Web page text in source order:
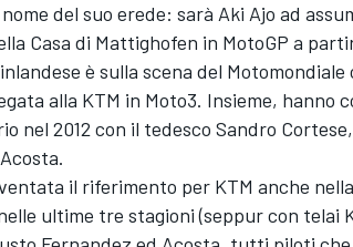
del suo erede: sarà Aki Ajo ad
Casa di Mattighofen in MotoGP a
è sulla scena del Motomondiale
alla KTM in Moto3. Insieme,
nel 2012 con il tedesco Sandro
.
il riferimento per KTM anche
ultime tre stagioni (seppur con telai